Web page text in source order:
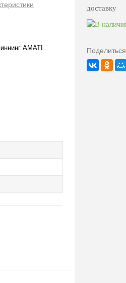
AMATI
доставку
Поделиться